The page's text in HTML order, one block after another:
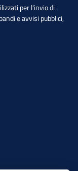
per l'invio di
e avvisi pubblici,